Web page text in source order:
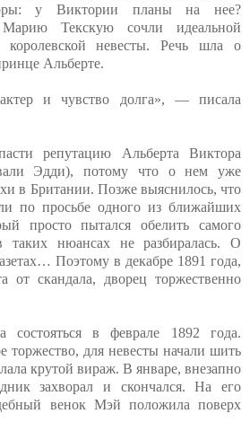
у Виктории планы на нее?
Текскую сочли идеальной
королевской невесты. Речь шла о
Альберте.
и чувство долга», — писала
репутацию Альберта Виктора
Эдди), потому что о нем уже
в Британии. Позже выяснилось, что
по просьбе одного из ближайших
просто пытался обелить самого
нюансах не разбиралась. О
Поэтому в декабре 1891 года,
от скандала, дворец торжественно
состояться в феврале 1892 года.
торжество, для невесты начали шить
крутой вираж. В январе, внезапно
захворал и скончался. На его
венок Мэй положила поверх